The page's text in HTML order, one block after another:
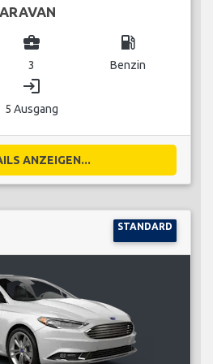
business_center
3
local_gas_station
Benzin
login
5 Ausgang
ANZEIGEN...
STANDARD